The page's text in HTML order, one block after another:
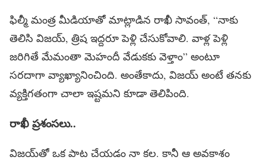
ఫిల్మీ మంత్ర మీడియాతో మాట్లాడిన రాఖీ సావంత్, “నాకు
తెలిసి విజయ్, త్రిష ఇద్దరూ పెళ్లి చేసుకోవాలి. వాళ్ల పెళ్లి
జరిగితే మేమంతా మెహందీ వేడుకకు వెళ్తాం” అంటూ
సరదాగా వ్యాఖ్యానించింది. అంతేకాదు, విజయ్ అంటే తనకు
వ్యక్తిగతంగా చాలా ఇష్టమని కూడా తెలిపింది.
రాఖీ ప్ర‌శంస‌లు..
విజయ్‌తో ఒక పాట చేయడం నా కల. కానీ ఆ అవకాశం